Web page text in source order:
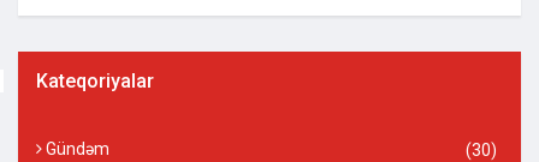
Kateqoriyalar
Gündəm (30)